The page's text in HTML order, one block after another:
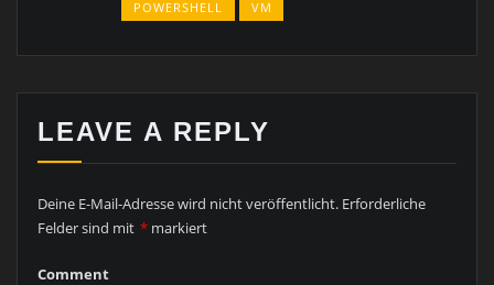
POWERSHELL
VM
LEAVE A REPLY
Deine E-Mail-Adresse wird nicht veröffentlicht. Erforderliche
Felder sind mit * markiert
Comment